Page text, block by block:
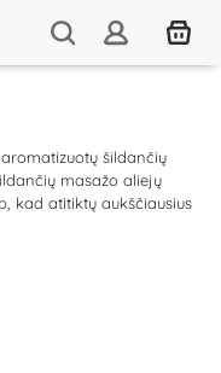
šildančių
masažo aliejų
kad atitiktų aukščiausius